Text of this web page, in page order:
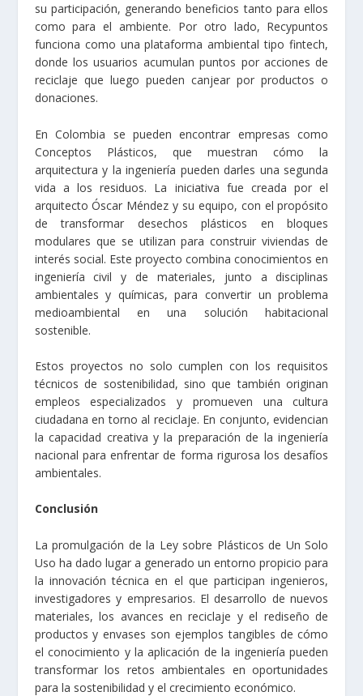
su participación, generando beneficios tanto para ellos
como para el ambiente. Por otro lado, Recypuntos
funciona como una plataforma ambiental tipo fintech,
donde los usuarios acumulan puntos por acciones de
reciclaje que luego pueden canjear por productos o
donaciones.
En Colombia se pueden encontrar empresas como
Conceptos Plásticos, que muestran cómo la
arquitectura y la ingeniería pueden darles una segunda
vida a los residuos. La iniciativa fue creada por el
arquitecto Óscar Méndez y su equipo, con el propósito
de transformar desechos plásticos en bloques
modulares que se utilizan para construir viviendas de
interés social. Este proyecto combina conocimientos en
ingeniería civil y de materiales, junto a disciplinas
ambientales y químicas, para convertir un problema
medioambiental en una solución habitacional
sostenible.
Estos proyectos no solo cumplen con los requisitos
técnicos de sostenibilidad, sino que también originan
empleos especializados y promueven una cultura
ciudadana en torno al reciclaje. En conjunto, evidencian
la capacidad creativa y la preparación de la ingeniería
nacional para enfrentar de forma rigurosa los desafíos
ambientales.
Conclusión
La promulgación de la Ley sobre Plásticos de Un Solo
Uso ha dado lugar a generado un entorno propicio para
la innovación técnica en el que participan ingenieros,
investigadores y empresarios. El desarrollo de nuevos
materiales, los avances en reciclaje y el rediseño de
productos y envases son ejemplos tangibles de cómo
el conocimiento y la aplicación de la ingeniería pueden
transformar los retos ambientales en oportunidades
para la sostenibilidad y el crecimiento económico.